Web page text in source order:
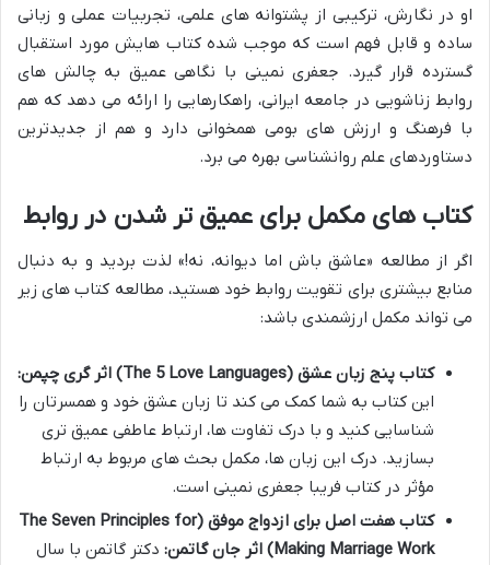
او در نگارش، ترکیبی از پشتوانه های علمی، تجربیات عملی و زبانی
ساده و قابل فهم است که موجب شده کتاب هایش مورد استقبال
گسترده قرار گیرد. جعفری نمینی با نگاهی عمیق به چالش های
روابط زناشویی در جامعه ایرانی، راهکارهایی را ارائه می دهد که هم
با فرهنگ و ارزش های بومی همخوانی دارد و هم از جدیدترین
دستاوردهای علم روانشناسی بهره می برد.
کتاب های مکمل برای عمیق تر شدن در روابط
اگر از مطالعه «عاشق باش اما دیوانه، نه!» لذت بردید و به دنبال
منابع بیشتری برای تقویت روابط خود هستید، مطالعه کتاب های زیر
می تواند مکمل ارزشمندی باشد:
کتاب پنج زبان عشق (The 5 Love Languages) اثر گری چپمن:
این کتاب به شما کمک می کند تا زبان عشق خود و همسرتان را
شناسایی کنید و با درک تفاوت ها، ارتباط عاطفی عمیق تری
بسازید. درک این زبان ها، مکمل بحث های مربوط به ارتباط
مؤثر در کتاب فریبا جعفری نمینی است.
کتاب هفت اصل برای ازدواج موفق (The Seven Principles for
Making Marriage Work) اثر جان گاتمن:
دکتر گاتمن با سال